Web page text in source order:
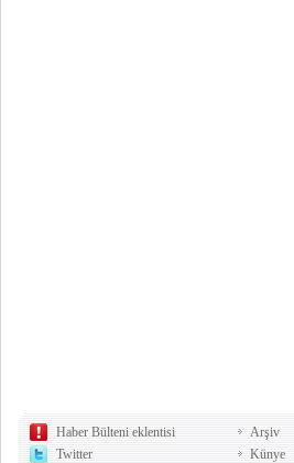
Haber Bülteni eklentisi
Twitter
Arşiv
Künye